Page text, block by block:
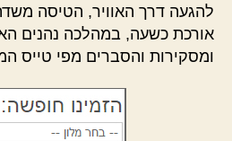
להגעה דרך האוויר, הטיסה
אורכת כשעה, במהלכה נהנים
ומסקירות והסברים מפי טייס